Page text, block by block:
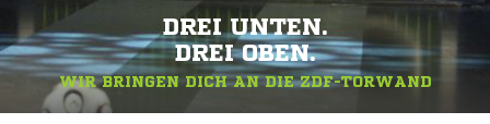
DREI UNTEN.
DREI OBEN.
WIR BRINGEN DICH AN DIE ZDF-TORWAND